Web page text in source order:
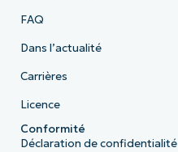
FAQ
Dans l’actualité
Carrières
Licence
Conformité
Déclaration de confidentialité